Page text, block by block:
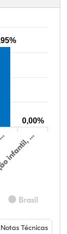
Brasil
…
0,00%
Notas Técnicas